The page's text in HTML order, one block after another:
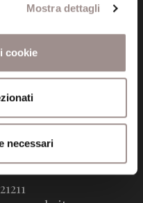
Mostra dettagli
cookie
necessari
San Carlo
(MO)